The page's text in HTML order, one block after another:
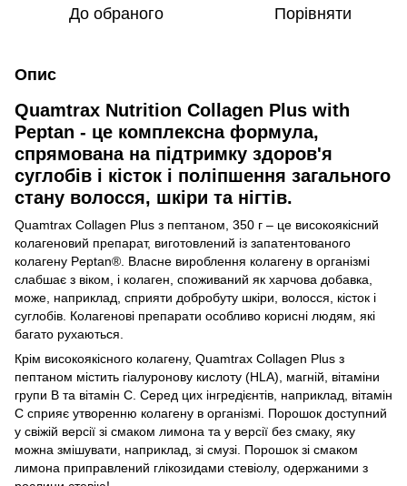
До обраного Порівняти
Опис
Quamtrax Nutrition Collagen Plus with
Peptan - це комплексна формула,
спрямована на підтримку здоров'я
суглобів і кісток і поліпшення загального
стану волосся, шкіри та нігтів.
Quamtrax Collagen Plus з пептаном, 350 г – це високоякісний
колагеновий препарат, виготовлений із запатентованого
колагену Peptan®. Власне вироблення колагену в організмі
слабшає з віком, і колаген, споживаний як харчова добавка,
може, наприклад, сприяти добробуту шкіри, волосся, кісток і
суглобів. Колагенові препарати особливо корисні людям, які
багато рухаються.
Крім високоякісного колагену, Quamtrax Collagen Plus з
пептаном містить гіалуронову кислоту (HLA), магній, вітаміни
групи В та вітамін С. Серед цих інгредієнтів, наприклад, вітамін
С сприяє утворенню колагену в організмі. Порошок доступний
у свіжій версії зі смаком лимона та у версії без смаку, яку
можна змішувати, наприклад, зі смузі. Порошок зі смаком
лимона приправлений глікозидами стевіолу, одержаними з